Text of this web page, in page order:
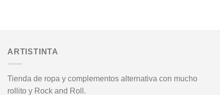
ARTISTINTA
Tienda de ropa y complementos alternativa con mucho
rollito y Rock and Roll.